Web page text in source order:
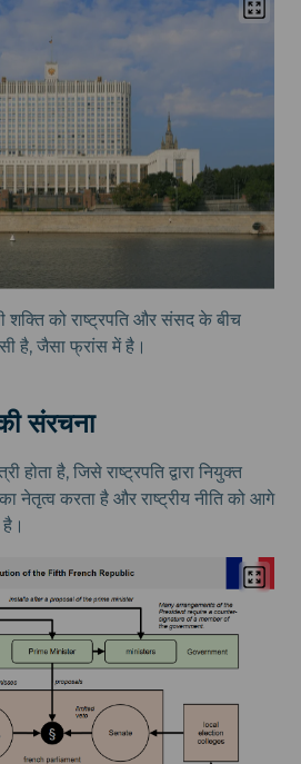
शक्ति को राष्ट्रपति और संसद के बीच
है, जैसा फ्रांस में है।
संरचना
होता है, जिसे राष्ट्रपति द्वारा नियुक्त
नेतृत्व करता है और राष्ट्रीय नीति को आगे
है।